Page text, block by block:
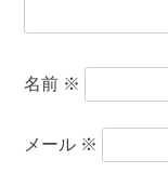
名前 ※
メール ※